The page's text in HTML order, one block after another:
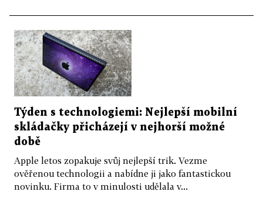
Týden s technologiemi: Nejlepší mobilní
skládačky přicházejí v nejhorší možné
době
Apple letos zopakuje svůj nejlepší trik. Vezme
ověřenou technologii a nabídne ji jako fantastickou
novinku. Firma to v minulosti udělala v...